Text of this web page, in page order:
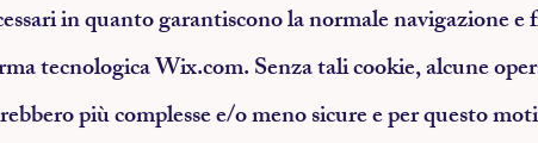
in quanto garantiscono la normale navigazione
tecnologica Wix.com. Senza tali cookie, alcune
più complesse e/o meno sicure e per questo